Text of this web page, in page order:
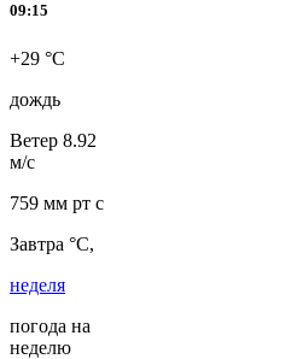
09:15
+29 °C
дождь
Ветер 8.92
м/с
759 мм рт с
Завтра °C,
неделя
погода на
неделю